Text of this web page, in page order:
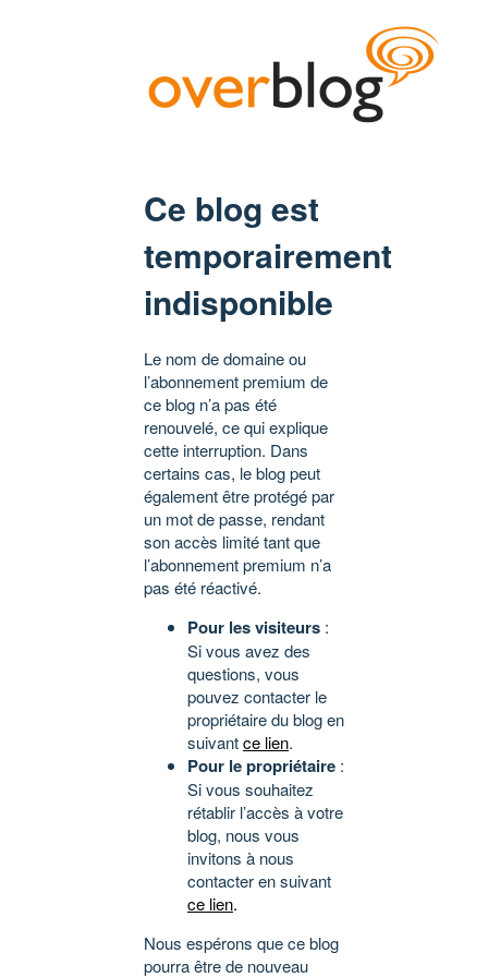
Ce blog est
temporairement
indisponible
Le nom de domaine ou
l’abonnement premium de
ce blog n’a pas été
renouvelé, ce qui explique
cette interruption. Dans
certains cas, le blog peut
également être protégé par
un mot de passe, rendant
son accès limité tant que
l’abonnement premium n’a
pas été réactivé.
Pour les visiteurs :
Si vous avez des
questions, vous
pouvez contacter le
propriétaire du blog en
suivantce lien.
Pour le propriétaire :
Si vous souhaitez
rétablir l’accès à votre
blog, nous vous
invitons à nous
contacter en suivant
ce lien.
Nous espérons que ce blog
pourra être de nouveau